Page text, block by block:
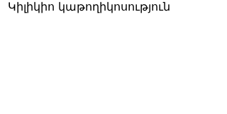
Կիլիկիո կաթողիկոսություն